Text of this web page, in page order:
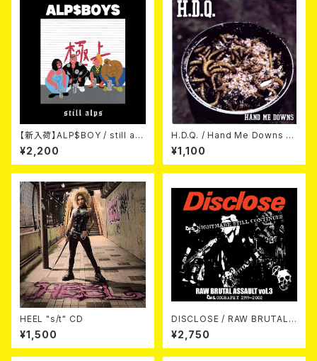
【新入荷】ALP$BOY / still alp
s (CD)
¥2,200
H.D.Q. / Hand Me Downs (C
OLORVINYL/7”EP)
¥1,100
HEEL "s/t" CD
¥1,500
DISCLOSE / RAW BRUTAL
ASSAULT Vol.3 : DISCOGR
APHY 1999-2002 (2xCD)
¥2,750